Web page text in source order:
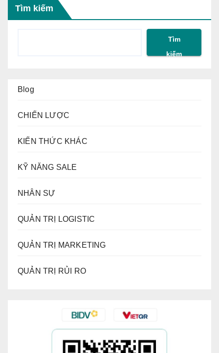
Tìm kiếm
Tìm
kiếm
Blog
CHIẾN LƯỢC
KIẾN THỨC KHÁC
KỸ NĂNG SALE
NHÂN SỰ
QUẢN TRỊ LOGISTIC
QUẢN TRỊ MARKETING
QUẢN TRỊ RỦI RO